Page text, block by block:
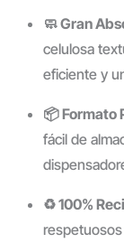
🧼 Gran
celulosa
eficiente y
📦 Formato
fácil de
♻️ 100%